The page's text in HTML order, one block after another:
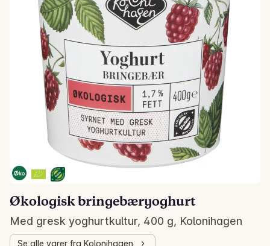
Økologisk bringebæryoghurt
Med gresk yoghurtkultur, 400 g, Kolonihagen
Se alle varer fra Kolonihagen